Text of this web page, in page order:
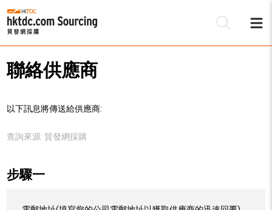
聯絡供應商
以下訊息將傳送給供應商:
查詢來源: 貿發網採購
步驟一